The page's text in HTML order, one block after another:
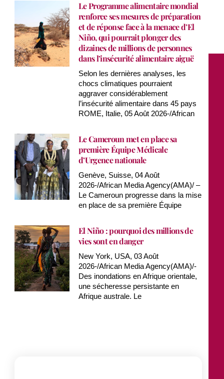
Le Programme alimentaire mondial
renforce ses mesures de préparation
et de réponse face à la menace d’El
Niño, qui pourrait plonger des
dizaines de millions de personnes
dans l’insécurité alimentaire aiguë
Selon les dernières analyses, les
chocs climatiques pourraient
aggraver considérablement
l’insécurité alimentaire dans 45 pays
ROME, Italie, 05 Août 2026-/African
Le Cameroun met en place sa
première Équipe Médicale
d’Urgence nationale
Genève, Suisse, 04 Août
2026-/African Media Agency(AMA)/ –
Le Cameroun progresse dans la mise
en place de sa première Équipe
El Niño : pourquoi des millions de
vies sont en danger
New York, USA, 03 Août
2026-/African Media Agency(AMA)/-
Des inondations en Afrique orientale,
une sécheresse persistante en
Afrique australe. Le